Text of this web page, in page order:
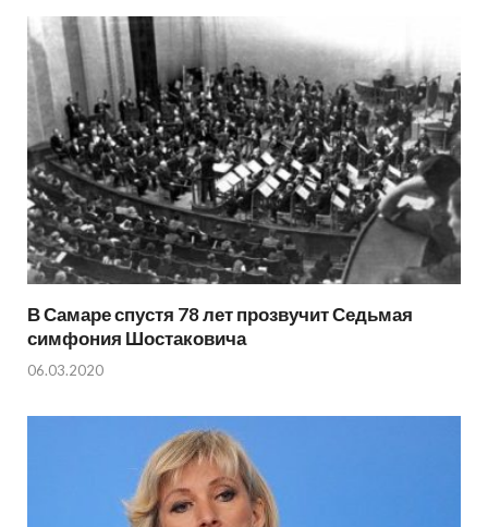
В Самаре спустя 78 лет прозвучит Седьмая
симфония Шостаковича
06.03.2020